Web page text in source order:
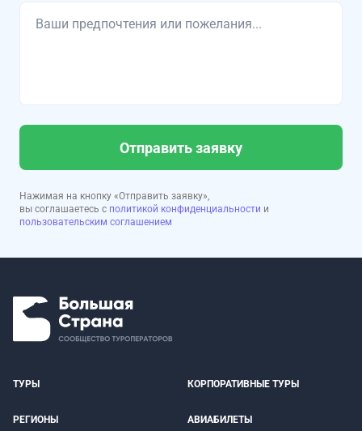
Отправить заявку
Нажимая на кнопку «Отправить заявку»,
вы соглашаетесь с политикой конфиденциальности и
пользовательским соглашением
ТУРЫ КОРПОРАТИВНЫЕ ТУРЫ
РЕГИОНЫ АВИАБИЛЕТЫ